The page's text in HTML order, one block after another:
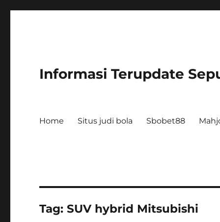
Informasi Terupdate
Home Situs judi bola Sbobet88
Tag:SUV hybrid Mitsubishi